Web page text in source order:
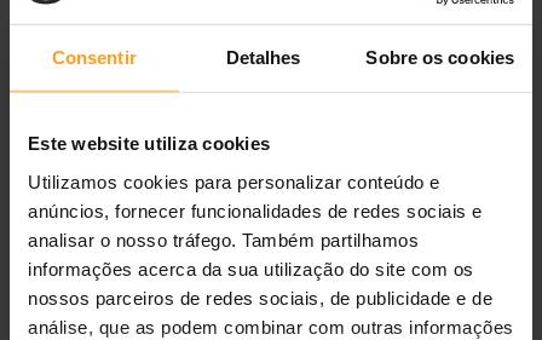
Consentir Detalhes Sobre os cookies
Este website utiliza cookies
Utilizamos cookies para personalizar conteúdo e
anúncios, fornecer funcionalidades de redes sociais e
analisar o nosso tráfego. Também partilhamos
informações acerca da sua utilização do site com os
nossos parceiros de redes sociais, de publicidade e de
análise, que as podem combinar com outras informações
8,64 €(57,60 €/kg)
6 x 25 g
ADICIONAR AO CARRINHO
Entregas24/48h Portes grátis ≥ 40 €
Loja portuguesa